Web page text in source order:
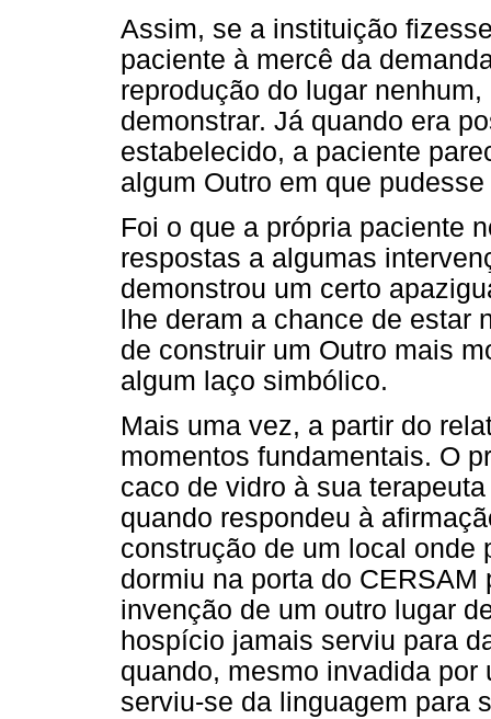
Assim, se a instituição
paciente à mercê da
reprodução do lugar
demonstrar. Já quando era
estabelecido, a paciente
algum Outro em que
Foi o que a própria paciente
respostas a algumas
demonstrou um certo
lhe deram a chance de
de construir um Outro mais
algum laço simbólico.
Mais uma vez, a partir do
momentos fundamentais. O
caco de vidro à sua
quando respondeu à
construção de um local onde
dormiu na porta do
invenção de um outro lugar
hospício jamais serviu para
quando, mesmo invadida
serviu-se da linguagem para